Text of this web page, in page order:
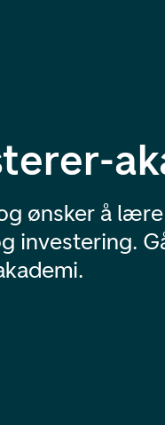
ønsker å
investering.